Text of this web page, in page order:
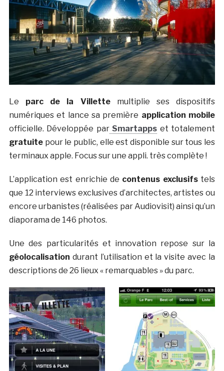
Le parc de la Villette multiplie ses dispositifs
numériques et lance sa première application mobile
officielle. Développée parSmartapps et totalement
gratuitepour le public, elle est disponible sur tous les
terminaux apple. Focus sur une appli. très complète !
L’application est enrichie de contenus exclusifstels
que 12 interviews exclusives d’architectes, artistes ou
encore urbanistes (réalisées par Audiovisit) ainsi qu’un
diaporama de 146 photos.
Une des particularités et innovation repose sur la
géolocalisation durant l’utilisation et la visite avec la
descriptions de 26 lieux « remarquables » du parc.